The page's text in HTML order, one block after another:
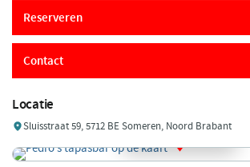
Reserveren
Contact
Locatie
Sluisstraat 59, 5712 BE Someren, Noord Brabant